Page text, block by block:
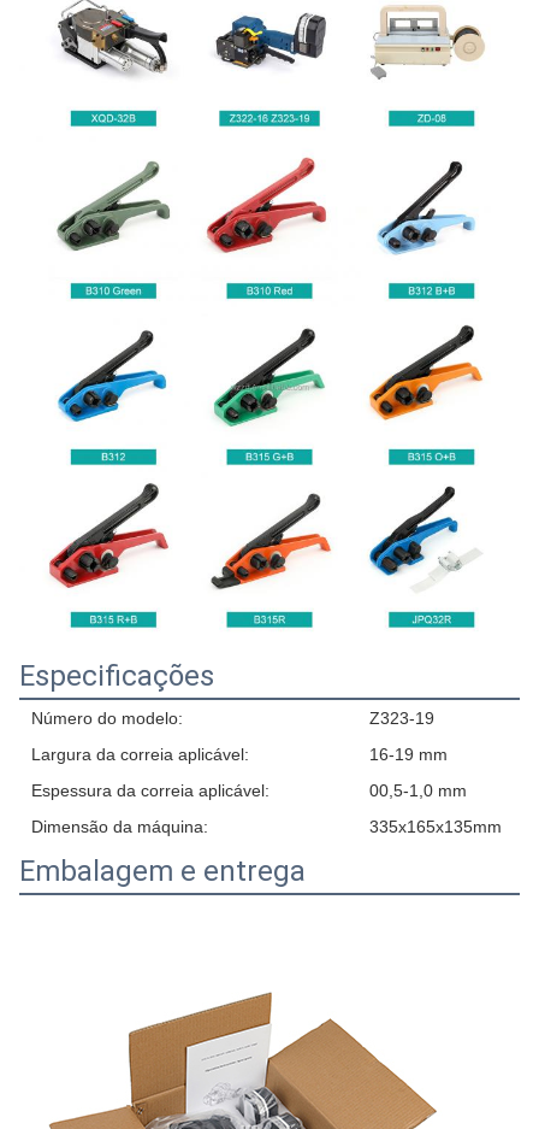
Especificações
Número do modelo:
Z323-19
Largura da correia aplicável:
16-19 mm
Espessura da correia aplicável:
00,5-1,0 mm
Dimensão da máquina:
335x165x135mm
Embalagem e entrega